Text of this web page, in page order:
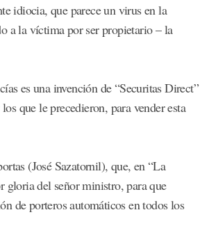
idiocia, que parece un virus en la
a la víctima por ser propietario – la
es una invención de “Securitas Direct”
que le precedieron, para vender esta
(José Sazatornil), que, en “La
gloria del señor ministro, para que
de porteros automáticos en todos los